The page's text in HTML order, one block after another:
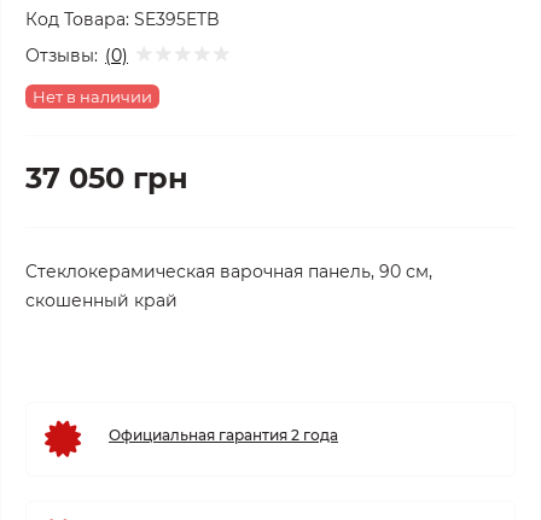
Код Товара: SE395ETB
Отзывы: (0)
Нет в наличии
37 050 грн
Cтеклокерамическая варочная панель, 90 см,
скошенный край
Официальная гарантия 2 года